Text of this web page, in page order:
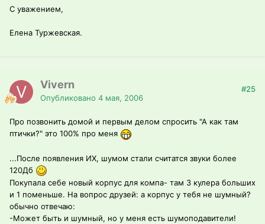
С уважением,
Елена Туржевская.
Vivern
Опубликовано 4 мая, 2006
#25
Про позвонить домой и первым делом спросить "А как там
птички?" это 100% про меня
...После появления ИХ, шумом стали считатся звуки более
120Дб
Покупала себе новый корпус для компа- там 3 кулера больших
и 1 поменьше. На вопрос друзей: а корпус у тебя не шумный?
обычно отвечаю:
-Может быть и шумный, но у меня есть шумоподавители!